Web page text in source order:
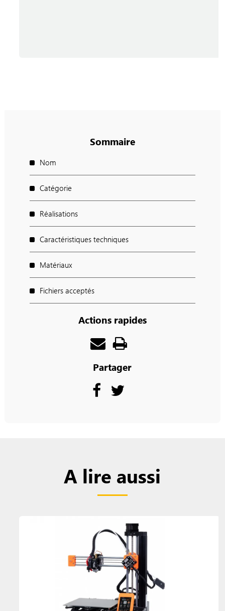
Sommaire
Nom
Catégorie
Réalisations
Caractéristiques techniques
Matériaux
Fichiers acceptés
Actions rapides
Partager
A lire aussi